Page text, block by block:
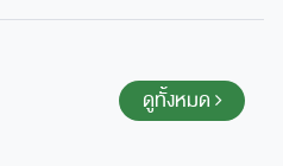
ดูทั้งหมด